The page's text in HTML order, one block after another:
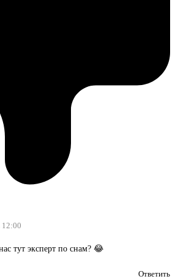
12:00
тут эксперт по снам? 😂
Ответить